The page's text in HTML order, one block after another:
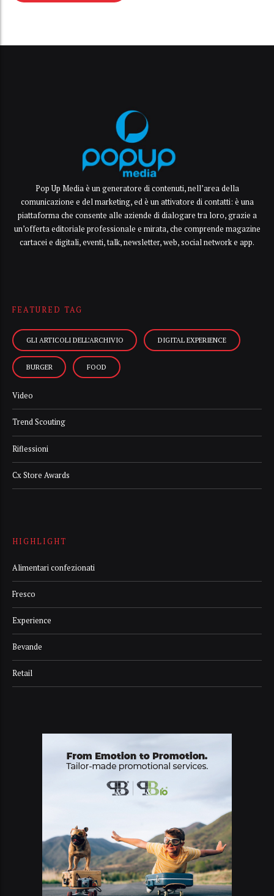
Pop Up Media è un generatore di contenuti, nell’area della
comunicazione e del marketing, ed è un attivatore di contatti: è una
piattaforma che consente alle aziende di dialogare tra loro, grazie a
un’offerta editoriale professionale e mirata, che comprende magazine
cartacei e digitali, eventi, talk, newsletter, web, social network e app.
FEATURED TAG
GLI ARTICOLI DELL’ARCHIVIO DIGITAL EXPERIENCE
BURGER FOOD
Video
Trend Scouting
Riflessioni
Cx Store Awards
HIGHLIGHT
Alimentari confezionati
Fresco
Experience
Bevande
Retail